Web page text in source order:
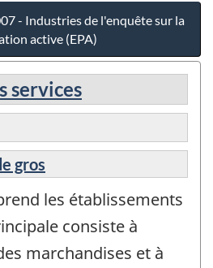
- Industries de l'enquête sur la
active (EPA)
services
gros
les établissements
consiste à
marchandises et à